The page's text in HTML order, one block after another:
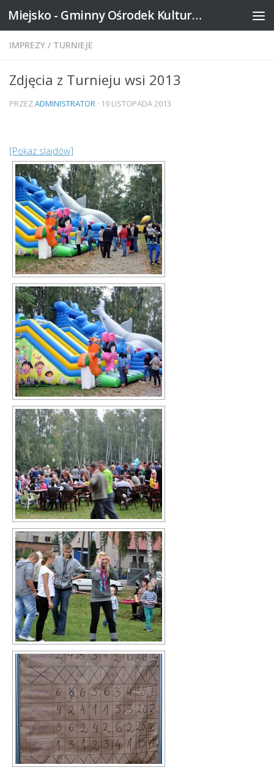
Skip to content Miejsko - Gminny Ośrodek Kultury w Mikstacie
IMPREZY / TURNIEJE
Zdjęcia z Turnieju wsi 2013
PRZEZADMINISTRATOR · 19 LISTOPADA 2013
[Pokaz slajdów]